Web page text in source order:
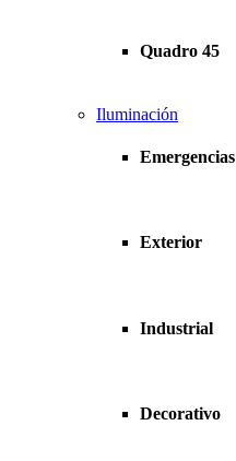
Quadro 45
Iluminación
Emergencias
Exterior
Industrial
Decorativo